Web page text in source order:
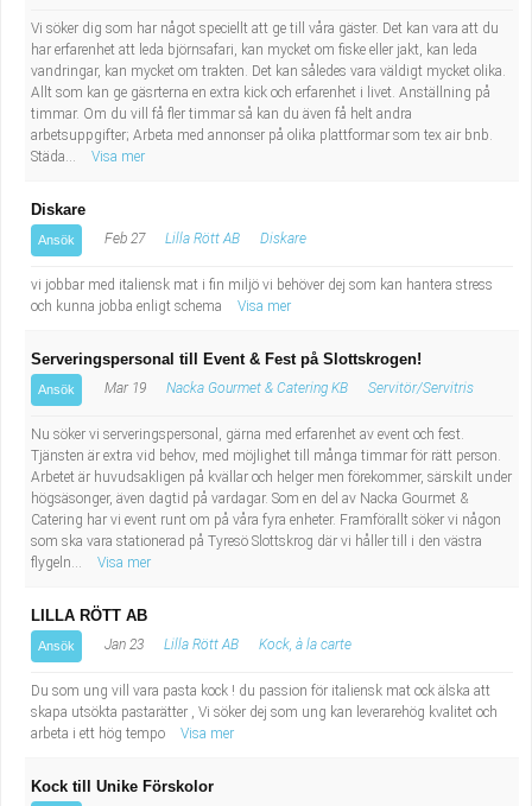
Vi söker dig som har något speciellt att ge till våra gäster. Det kan vara att du
har erfarenhet att leda björnsafari, kan mycket om fiske eller jakt, kan leda
vandringar, kan mycket om trakten. Det kan således vara väldigt mycket olika.
Allt som kan ge gäsrterna en extra kick och erfarenhet i livet. Anställning på
timmar. Om du vill få fler timmar så kan du även få helt andra
arbetsuppgifter; Arbeta med annonser på olika plattformar som tex air bnb.
Städa...
Visa mer
Diskare
Ansök Feb 27 Lilla Rött AB Diskare
vi jobbar med italiensk mat i fin miljö vi behöver dej som kan hantera stress
och kunna jobba enligt schema
Visa mer
Serveringspersonal till Event & Fest på Slottskrogen!
Ansök Mar 19 Nacka Gourmet & Catering KB Servitör/Servitris
Nu söker vi serveringspersonal, gärna med erfarenhet av event och fest.
Tjänsten är extra vid behov, med möjlighet till många timmar för rätt person.
Arbetet är huvudsakligen på kvällar och helger men förekommer, särskilt under
högsäsonger, även dagtid på vardagar. Som en del av Nacka Gourmet &
Catering har vi event runt om på våra fyra enheter. Framförallt söker vi någon
som ska vara stationerad på Tyresö Slottskrog där vi håller till i den västra
flygeln...
Visa mer
LILLA RÖTT AB
Ansök Jan 23 Lilla Rött AB Kock, à la carte
Du som ung vill vara pasta kock ! du passion för italiensk mat ock älska att
skapa utsökta pastarätter , Vi söker dej som ung kan leverarehög kvalitet och
arbeta i ett hög tempo
Visa mer
Kock till Unike Förskolor